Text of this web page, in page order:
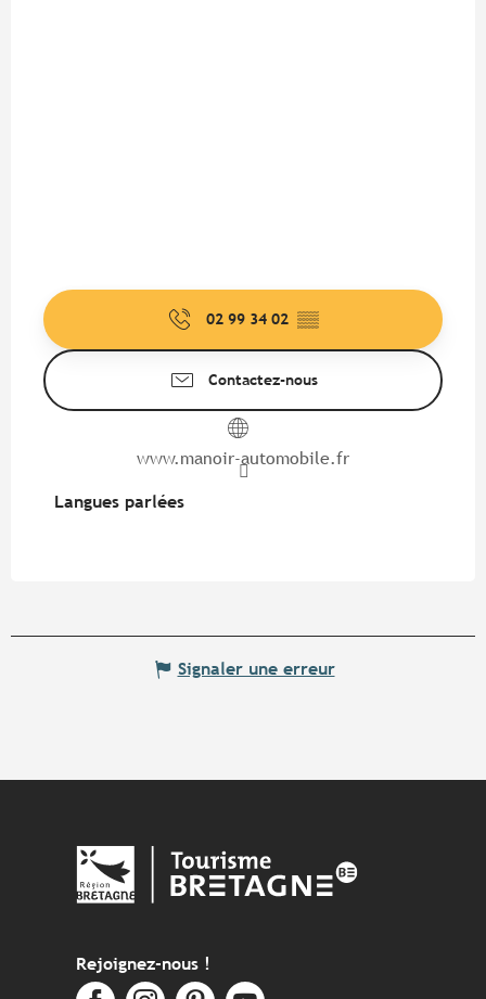
02 99 34 02 ▒▒
Contactez-nous
www.manoir-automobile.fr
Langues parlées
Langues parlées
Signaler une erreur
Rejoignez-nous !